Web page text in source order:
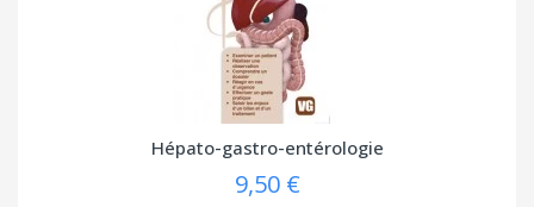
Hépato-gastro-entérologie
9,50 €